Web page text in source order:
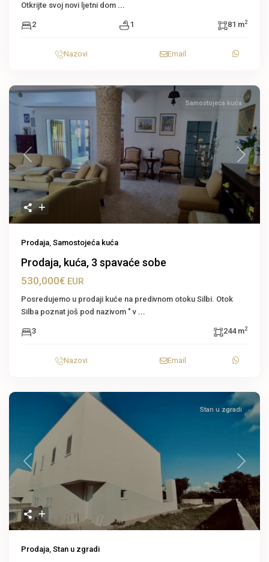
Otkrijte svoj novi ljetni dom ...
2 1 81 m2
Nazovi Email
Previous Next
Samostojeća kuća
Prodaja, Samostojeća kuća
Prodaja, kuća, 3 spavaće sobe
530,000€ EUR
Posredujemo u prodaji kuće na predivnom otoku Silbi. Otok
Silba poznat još pod nazivom " v ...
3 244 m2
Nazovi Email
Previous Next
Stan u zgradi
Prodaja, Stan u zgradi